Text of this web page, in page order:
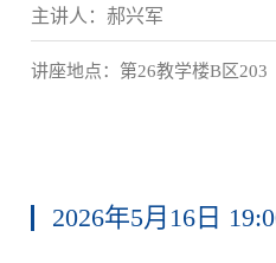
主讲人：郝兴军
讲座地点：第26教学楼B区203
2026年5月16日